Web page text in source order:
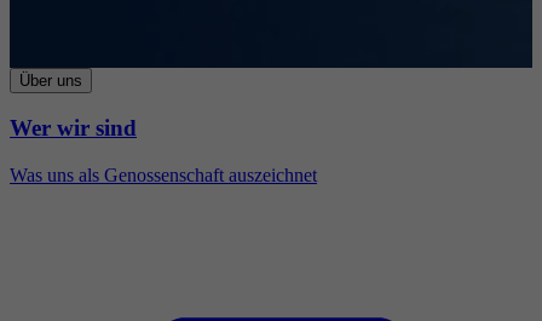
Über uns
Wer wir sind
Was uns als Genossenschaft auszeichnet